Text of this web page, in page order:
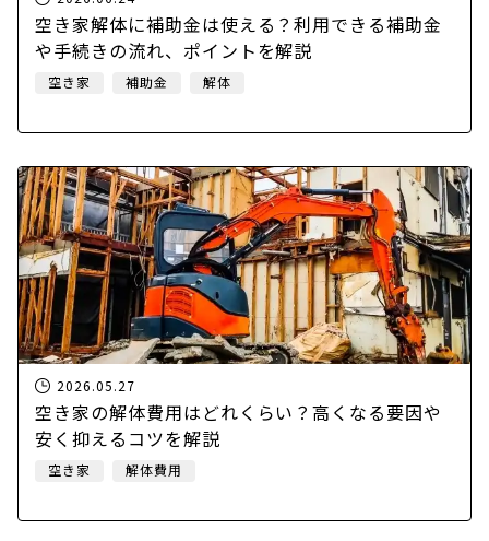
空き家解体に補助金は使える？利用できる補助金
や手続きの流れ、ポイントを解説
空き家 補助金 解体
2026.05.27
空き家の解体費用はどれくらい？高くなる要因や
安く抑えるコツを解説
空き家 解体費用